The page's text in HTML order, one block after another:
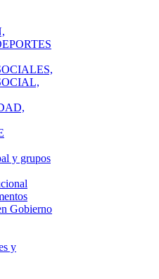
y grupos
Gobierno
y